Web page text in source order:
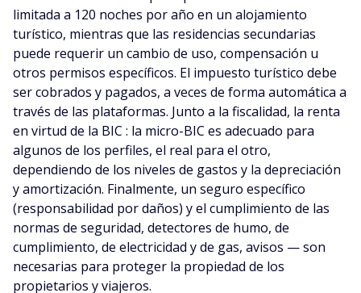
limitada a 120 noches por año en un alojamiento
turístico, mientras que las residencias secundarias
puede requerir un cambio de uso, compensación u
otros permisos específicos. El impuesto turístico debe
ser cobrados y pagados, a veces de forma automática a
través de las plataformas. Junto a la fiscalidad, la renta
en virtud de la BIC : la micro-BIC es adecuado para
algunos de los perfiles, el real para el otro,
dependiendo de los niveles de gastos y la depreciación
y amortización. Finalmente, un seguro específico
(responsabilidad por daños) y el cumplimiento de las
normas de seguridad, detectores de humo, de
cumplimiento, de electricidad y de gas, avisos — son
necesarias para proteger la propiedad de los
propietarios y viajeros.